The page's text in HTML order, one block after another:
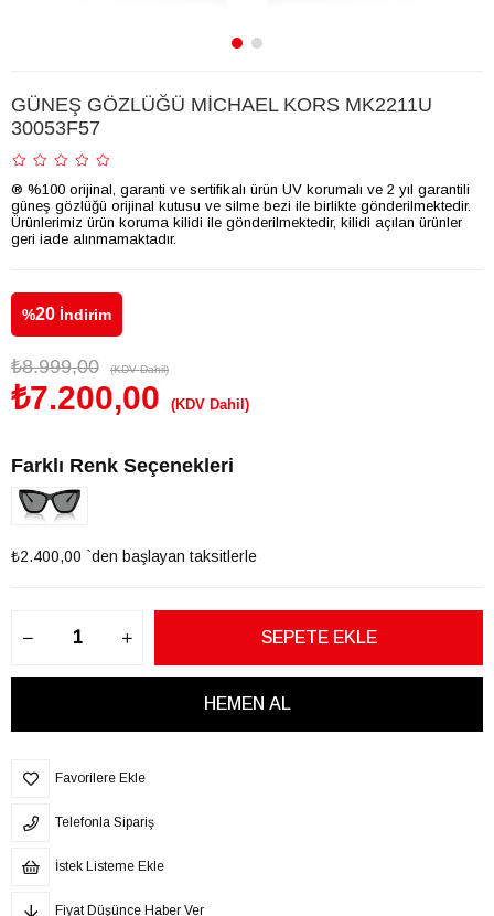
GÜNEŞ GÖZLÜĞÜ MİCHAEL KORS MK2211U
30053F57
® %100 orijinal, garanti ve sertifikalı ürün UV korumalı ve 2 yıl garantili
güneş gözlüğü orijinal kutusu ve silme bezi ile birlikte gönderilmektedir.
Ürünlerimiz ürün koruma kilidi ile gönderilmektedir, kilidi açılan ürünler
geri iade alınmamaktadır.
%20 İndirim
₺8.999,00 (KDV Dahil)
₺7.200,00 (KDV Dahil)
Farklı Renk Seçenekleri
₺2.400,00 `den başlayan taksitlerle
Favorilere Ekle
Telefonla Sipariş
İstek Listeme Ekle
Fiyat Düşünce Haber Ver